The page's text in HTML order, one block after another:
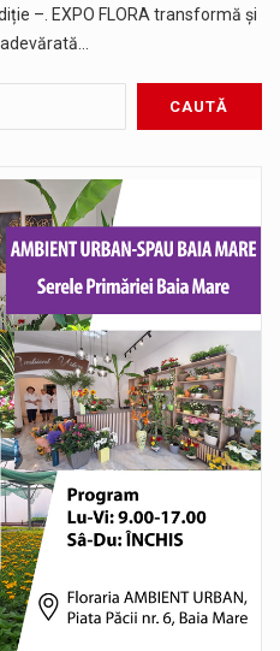
–. EXPO FLORA transformă și